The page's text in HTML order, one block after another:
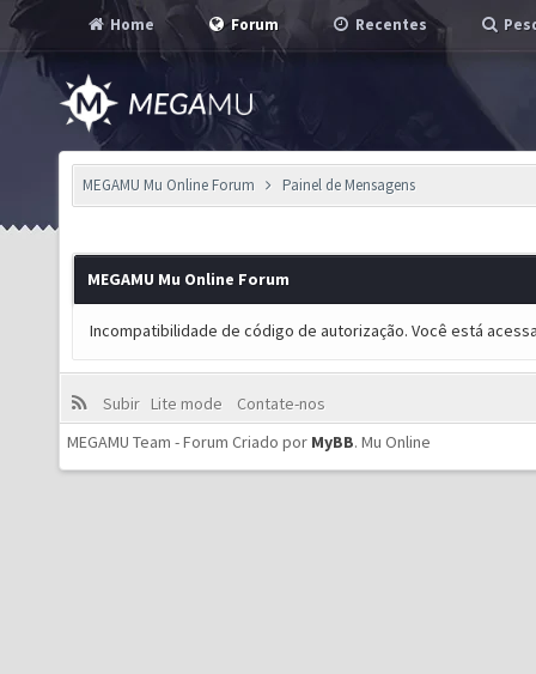
Home Forum Recentes
MEGAMU Mu Online Forum Painel de Mensagens
MEGAMU Mu Online Forum
Incompatibilidade de código de autorização. Você está
Subir Lite mode
Contate-nos
MEGAMU Team - Forum Criado por MyBB. Mu Online